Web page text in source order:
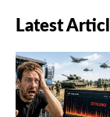
Latest